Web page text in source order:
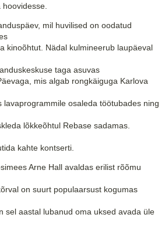
mil huvilised on oodatud
kinoõhtut. Nädal kulmineerub laupäeval
taga asuvas
mis algab rongkäiguga Karlova
lavaprogrammile osaleda töötubades ning
lõkkeõhtul Rebase sadamas.
kahte kontserti.
Arne Hall avaldas erilist rõõmu
on suurt populaarsust kogumas
sel aastal lubanud oma uksed avada üle